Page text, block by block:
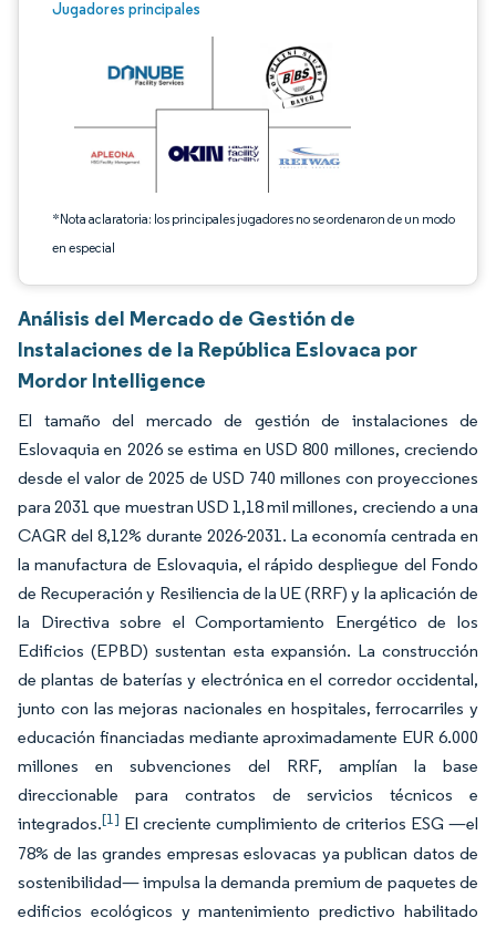
Jugadores principales
*Nota aclaratoria: los principales jugadores no se ordenaron de un modo
en especial
Imagen © Mordor Intelligence. El uso requiere atribución según CC BY 4.0.
Análisis del Mercado de Gestión de
Instalaciones de la República Eslovaca por
Mordor Intelligence
El tamaño del mercado de gestión de instalaciones de
Eslovaquia en 2026 se estima en USD 800 millones, creciendo
desde el valor de 2025 de USD 740 millones con proyecciones
para 2031 que muestran USD 1,18 mil millones, creciendo a una
CAGR del 8,12% durante 2026-2031. La economía centrada en
la manufactura de Eslovaquia, el rápido despliegue del Fondo
de Recuperación y Resiliencia de la UE (RRF) y la aplicación de
la Directiva sobre el Comportamiento Energético de los
Edificios (EPBD) sustentan esta expansión. La construcción
de plantas de baterías y electrónica en el corredor occidental,
junto con las mejoras nacionales en hospitales, ferrocarriles y
educación financiadas mediante aproximadamente EUR 6.000
millones en subvenciones del RRF, amplían la base
direccionable para contratos de servicios técnicos e
integrados.[1] El creciente cumplimiento de criterios ESG —el
78% de las grandes empresas eslovacas ya publican datos de
sostenibilidad— impulsa la demanda premium de paquetes de
edificios ecológicos y mantenimiento predictivo habilitado